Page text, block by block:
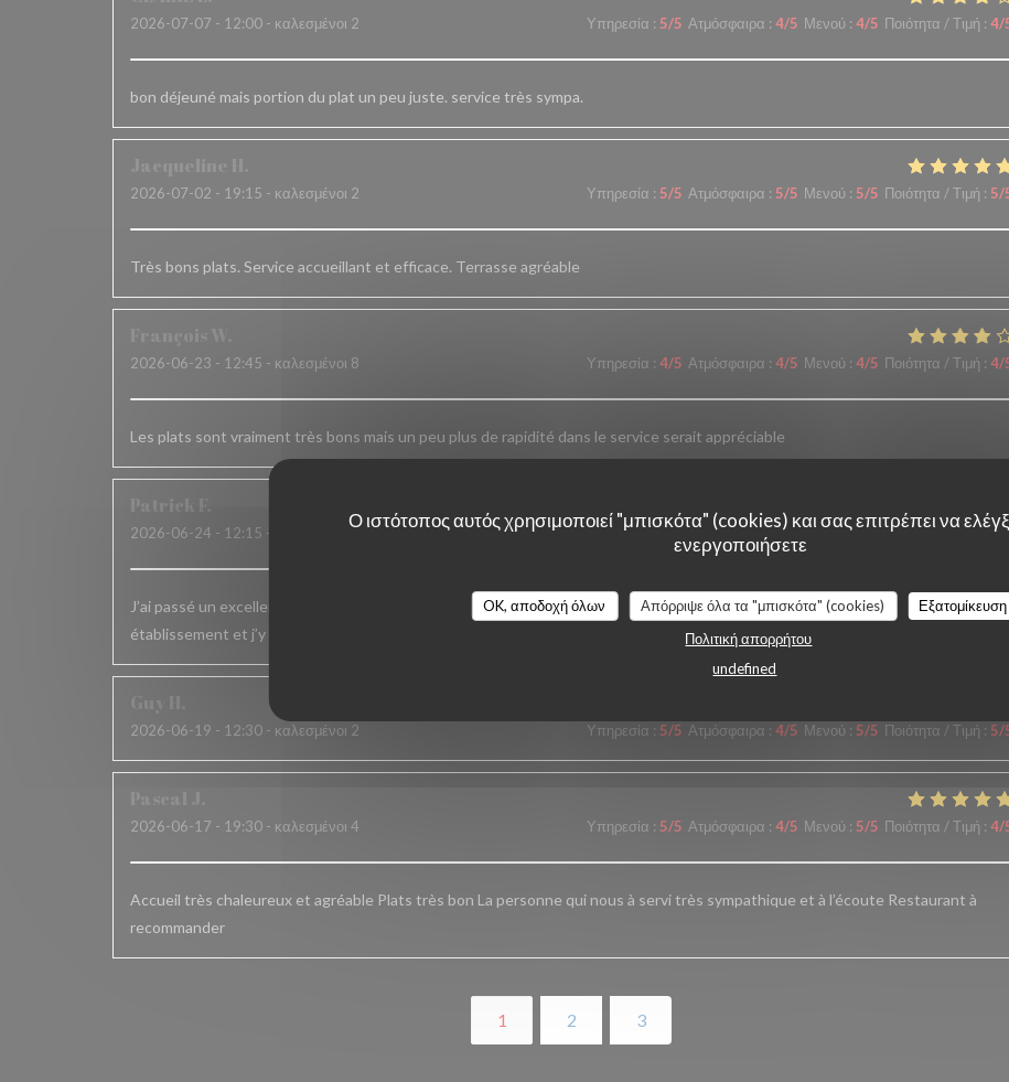
Ο ιστότοπος αυτός χρησιμοποιεί "μπισκότα" (cookies) και σας επιτρέπει να
ενεργοποιήσετε
OK, αποδοχή όλων Απόρριψε όλα τα "μπισκότα" (cookies)
Εξατομίκευση
Πολιτική απορρήτου
undefined
2026-07-07 - 12:00 - καλεσμένοι 2 Υπηρεσία : 5/5 Ατμόσφαιρα : 4/5 Μενού : 4/5 Ποιότητα / Τιμή : 4/
bon déjeuné mais portion du plat un peu juste. service très sympa.
2026-07-02 - 19:15 - καλεσμένοι 2 Υπηρεσία : 5/5 Ατμόσφαιρα : 5/5 Μενού : 5/5 Ποιότητα / Τιμή : 5/
Très bons plats. Service accueillant et efficace. Terrasse agréable
2026-06-23 - 12:45 - καλεσμένοι 8 Υπηρεσία : 4/5 Ατμόσφαιρα : 4/5 Μενού : 4/5 Ποιότητα / Τιμή : 4/
Les plats sont vraiment très bons mais un peu plus de rapidité dans le service serait appréciable
2026-06-24 - 12:15 - καλεσμένοι 6 Υπηρεσία:5/5 Ατμόσφαιρα:5/5 Μενού: 5/5 Ποιότητα / Τιμή:5 /
J’ai passé un excellent moment. L’accueil , le service, parfait La qualité des plats excellente.. Je recommande vivement cet
établissement et j’y reviens toujours avec le même plaisir
2026-06-19 - 12:30 - καλεσμένοι 2 Υπηρεσία : 5/5 Ατμόσφαιρα : 4/5 Μενού : 5/5 Ποιότητα / Τιμή : 5/
2026-06-17 - 19:30 - καλεσμένοι 4 Υπηρεσία : 5/5 Ατμόσφαιρα : 4/5 Μενού : 5/5 Ποιότητα / Τιμή : 4/
Accueil très chaleureux et agréable Plats très bon La personne qui nous à servi très sympathique et à l’écoute Restaurant à
recommander
1 2 3